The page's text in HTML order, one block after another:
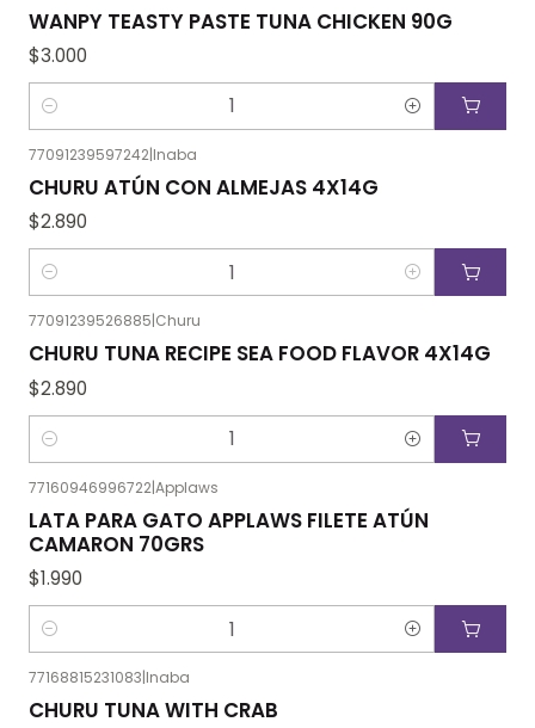
WANPY TEASTY PASTE TUNA CHICKEN 90G
$3.000
Cantidad
77091239597242|Inaba
CHURU ATÚN CON ALMEJAS 4X14G
$2.890
Cantidad
77091239526885|Churu
CHURU TUNA RECIPE SEA FOOD FLAVOR 4X14G
$2.890
Cantidad
77160946996722|Applaws
LATA PARA GATO APPLAWS FILETE ATÚN
CAMARON 70GRS
$1.990
Cantidad
77168815231083|Inaba
CHURU TUNA WITH CRAB